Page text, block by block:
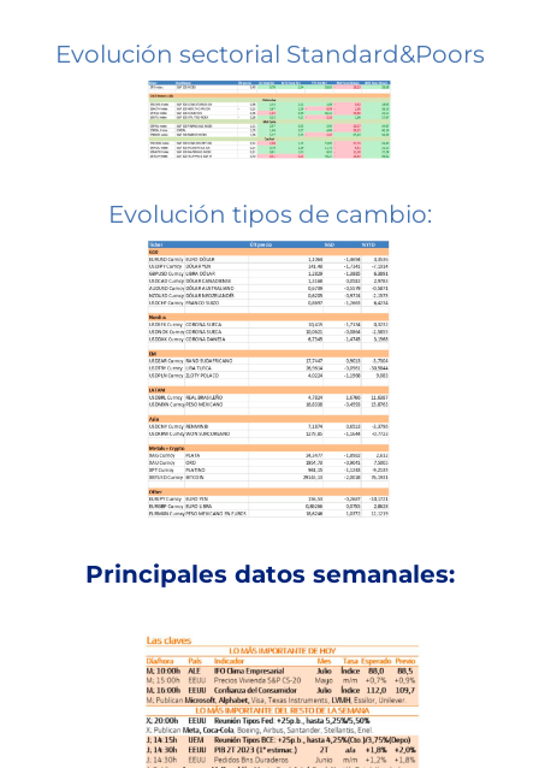
Evolución sectorial Standard&Poors
Evolución tipos de cambio:
Principales datos semanales: